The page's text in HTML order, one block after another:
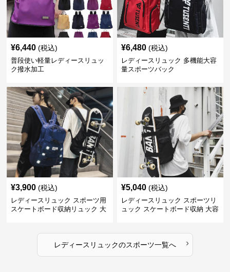
¥6,440 (税込)
普段使い軽量レディースリュッ
ク撥水加工
¥6,480 (税込)
レディースリュック 多機能大容
量スポーツバック
¥3,900 (税込)
レディースリュック スポーツ用
スケートボード収納リュック 大
¥5,040 (税込)
レディースリュック スポーツリ
ュック スケートボード収納 大容
レディースリュックのスポーツ一覧へ ›